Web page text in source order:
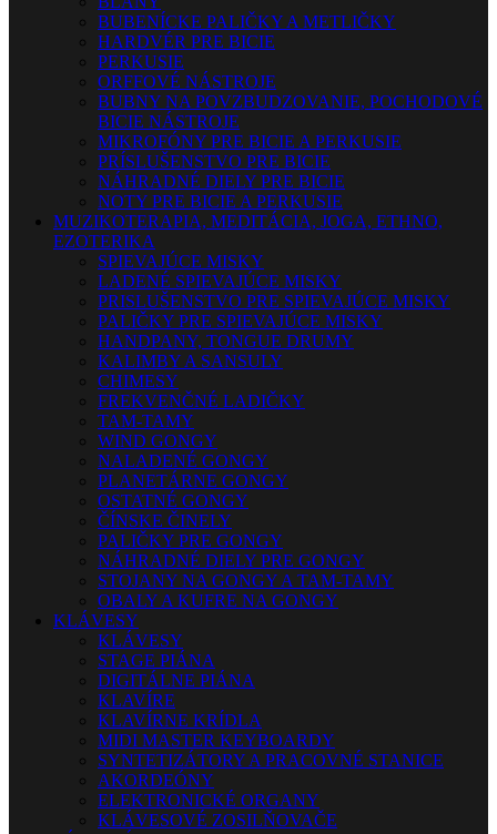
BUBENÍCKE PALIČKY A METLIČKY
HARDVÉR PRE BICIE
PERKUSIE
ORFFOVÉ NÁSTROJE
BUBNY NA POVZBUDZOVANIE, POCHODOVÉ
BICIE NÁSTROJE
MIKROFÓNY PRE BICIE A PERKUSIE
PRÍSLUŠENSTVO PRE BICIE
NÁHRADNÉ DIELY PRE BICIE
NOTY PRE BICIE A PERKUSIE
MUZIKOTERAPIA, MEDITÁCIA, JOGA, ETHNO,
EZOTERIKA
SPIEVAJÚCE MISKY
LADENÉ SPIEVAJÚCE MISKY
PRISLUŠENSTVO PRE SPIEVAJÚCE MISKY
PALIČKY PRE SPIEVAJÚCE MISKY
HANDPANY, TONGUE DRUMY
KALIMBY A SANSULY
CHIMESY
FREKVENČNÉ LADIČKY
TAM-TAMY
WIND GONGY
NALADENÉ GONGY
PLANETÁRNE GONGY
OSTATNÉ GONGY
ČÍNSKE ČINELY
PALIČKY PRE GONGY
NÁHRADNÉ DIELY PRE GONGY
STOJANY NA GONGY A TAM-TAMY
OBALY A KUFRE NA GONGY
KLÁVESY
KLÁVESY
STAGE PIÁNA
DIGITÁLNE PIÁNA
KLAVÍRE
KLAVÍRNE KRÍDLA
MIDI MASTER KEYBOARDY
SYNTETIZÁTORY A PRACOVNÉ STANICE
AKORDEÓNY
ELEKTRONICKÉ ORGANY
KLÁVESOVÉ ZOSILŇOVAČE